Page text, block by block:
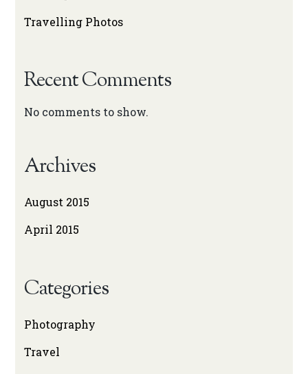
Travelling Photos
Recent Comments
No comments to show.
Archives
August 2015
April 2015
Categories
Photography
Travel